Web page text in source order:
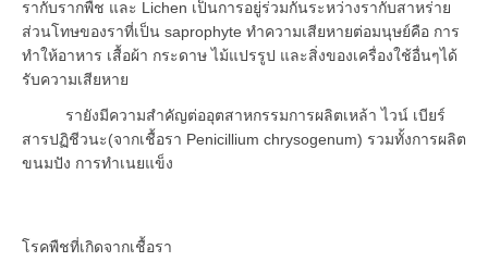
รากับรากพืช และ Lichen เป็นการอยู่ร่วมกันระหว่างรากับสาหร่าย
ส่วนโทษของราที่เป็น saprophyte ทำความเสียหายต่อมนุษย์คือ การ
ทำให้อาหาร เสื้อผ้า กระดาษ ไม้แปรรูป และสิ่งของเครื่องใช้อื่นๆได้
รับความเสียหาย
รายังมีความสำคัญต่ออุตสาหกรรมการผลิตเหล้า ไวน์ เบียร์
สารปฏิชีวนะ(จากเชื้อรา Penicillium chrysogenum) รวมทั้งการผลิต
ขนมปัง การทำเนยแข็ง
โรคพืชที่เกิดจากเชื้อรา